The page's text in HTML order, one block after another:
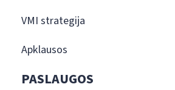
VMI strategija
Apklausos
PASLAUGOS